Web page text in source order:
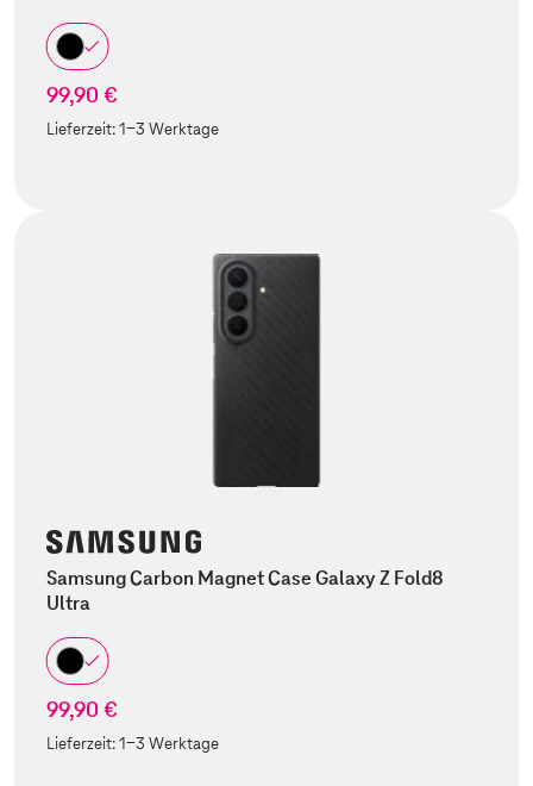
99,90 €
Lieferzeit:1-3 Werktage
Samsung Carbon Magnet Case Galaxy Z Fold8
Ultra
99,90 €
Lieferzeit:1-3 Werktage